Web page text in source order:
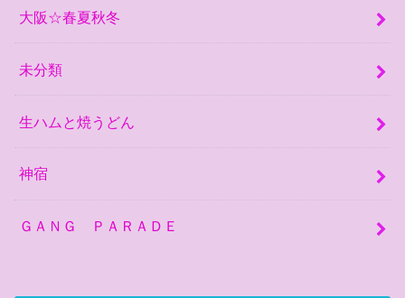
大阪☆春夏秋冬
未分類
生ハムと焼うどん
神宿
ＧＡＮＧ ＰＡＲＡＤＥ